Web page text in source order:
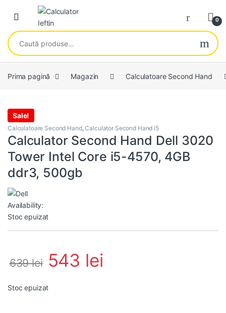
Skip to navigation
Skip to content
Open 0
Caută după:
Prima pagină Magazin Calculatoare Second Hand
Sale!
Calculatoare Second Hand,Calculator Second Hand i5
Calculator Second Hand Dell 3020
Tower Intel Core i5-4570, 4GB
ddr3, 500gb
Availability:
Stoc epuizat
639lei 543 lei
Stoc epuizat